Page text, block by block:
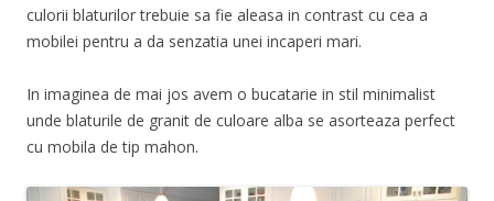
culorii blaturilor trebuie sa fie aleasa in contrast cu cea a
mobilei pentru a da senzatia unei incaperi mari.
In imaginea de mai jos avem o bucatarie in stil minimalist
unde blaturile de granit de culoare alba se asorteaza perfect
cu mobila de tip mahon.